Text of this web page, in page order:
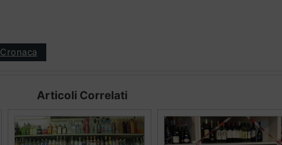
Cronaca
Articoli Correlati